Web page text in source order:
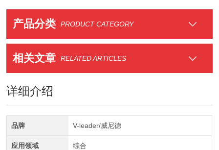
产品分类 PRODUCT CATEGORY
相关文章 RELATED ARTICLES
详细介绍
品牌 V-leader/威尼德
应用领域 综合